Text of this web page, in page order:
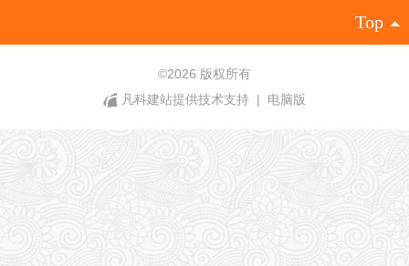
Top
©2026 版权所有
凡科建站提供技术支持
| 电脑版